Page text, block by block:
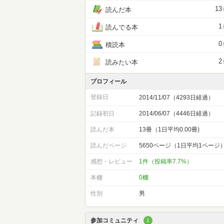
読んだ本 13
読んでる本 1
積読本 0
読みたい本 2
プロフィール
登録日 2014/11/07（4293日経過）
記録初日 2014/06/07（4446日経過）
読んだ本 13冊（1日平均0.00冊)
読んだページ 5650ページ（1日平均1ページ）
感想・レビュー 1件（投稿率7.7%）
本棚 0棚
性別 男
参加コミュニティ 1